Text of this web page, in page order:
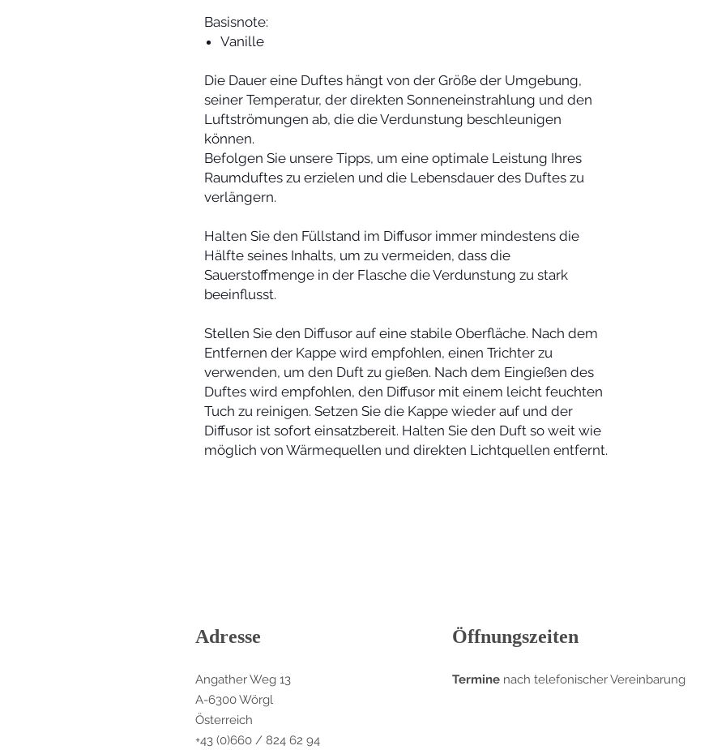
Basisnote:
Vanille
Die Dauer eine Duftes hängt von der Größe der Umgebung,
seiner Temperatur, der direkten Sonneneinstrahlung und den
Luftströmungen ab, die die Verdunstung beschleunigen
können.
Befolgen Sie unsere Tipps, um eine optimale Leistung Ihres
Raumduftes zu erzielen und die Lebensdauer des Duftes zu
verlängern.
Halten Sie den Füllstand im Diffusor immer mindestens die
Hälfte seines Inhalts, um zu vermeiden, dass die
Sauerstoffmenge in der Flasche die Verdunstung zu stark
beeinflusst.
Stellen Sie den Diffusor auf eine stabile Oberfläche. Nach dem
Entfernen der Kappe wird empfohlen, einen Trichter zu
verwenden, um den Duft zu gießen. Nach dem Eingießen des
Duftes wird empfohlen, den Diffusor mit einem leicht feuchten
Tuch zu reinigen. Setzen Sie die Kappe wieder auf und der
Diffusor ist sofort einsatzbereit. Halten Sie den Duft so weit wie
möglich von Wärmequellen und direkten Lichtquellen entfernt.
Adresse Öffnungszeiten
Angather Weg 13
A-6300 Wörgl
Österreich
+43 (0)660 / 824 62 94
Termine nach telefonischer Vereinbarung